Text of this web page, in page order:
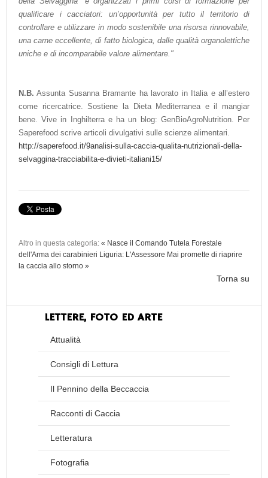
qualificare i cacciatori: un’opportunità per tutto il territorio di
controllare e utilizzare in modo sostenibile una risorsa rinnovabile,
una carne eccellente, di fatto biologica, dalle qualità organolettiche
uniche e di incomparabile valore alimentare."
N.B. Assunta Susanna Bramante ha lavorato in Italia e all’estero
come ricercatrice. Sostiene la Dieta Mediterranea e il mangiar
bene. Vive in Inghilterra e ha un blog: GenBioAgroNutrition. Per
Saperefood scrive articoli divulgativi sulle scienze alimentari.
http://saperefood.it/9analisi-sulla-caccia-qualita-nutrizionali-della-
selvaggina-tracciabilita-e-divieti-italiani15/
Altro in questa categoria: « Nasce il Comando Tutela Forestale
dell'Arma dei carabinieri Liguria: L'Assessore Mai promette di riaprire
la caccia allo storno »
Torna su
LETTERE, FOTO ED ARTE
Attualità
Consigli di Lettura
Il Pennino della Beccaccia
Racconti di Caccia
Letteratura
Fotografia